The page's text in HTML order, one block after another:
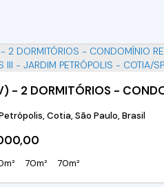
Cotia, São Paulo, Brasil
70m² 70m²